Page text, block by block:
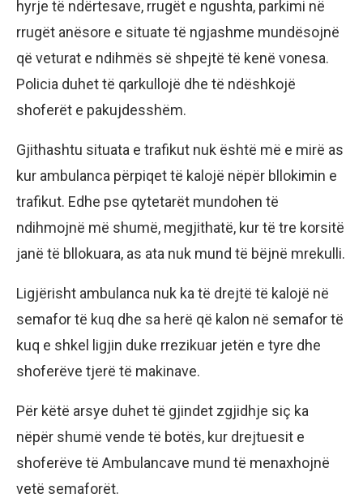
hyrje të ndërtesave, rrugët e ngushta, parkimi në
rrugët anësore e situate të ngjashme mundësojnë
që veturat e ndihmës së shpejtë të kenë vonesa.
Policia duhet të qarkullojë dhe të ndëshkojë
shoferët e pakujdesshëm.
Gjithashtu situata e trafikut nuk është më e mirë as
kur ambulanca përpiqet të kalojë nëpër bllokimin e
trafikut. Edhe pse qytetarët mundohen të
ndihmojnë më shumë, megjithatë, kur të tre korsitë
janë të bllokuara, as ata nuk mund të bëjnë mrekulli.
Ligjërisht ambulanca nuk ka të drejtë të kalojë në
semafor të kuq dhe sa herë që kalon në semafor të
kuq e shkel ligjin duke rrezikuar jetën e tyre dhe
shoferëve tjerë të makinave.
Për këtë arsye duhet të gjindet zgjidhje siç ka
nëpër shumë vende të botës, kur drejtuesit e
shoferëve të Ambulancave mund të menaxhojnë
vetë semaforët.